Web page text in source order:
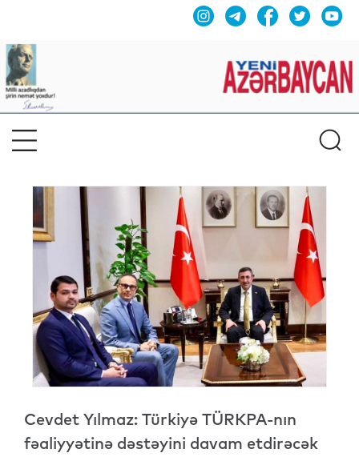
Cevdet Yılmaz: Türkiyə TÜRKPA-nın
fəaliyyətinə dəstəyini davam etdirəcək